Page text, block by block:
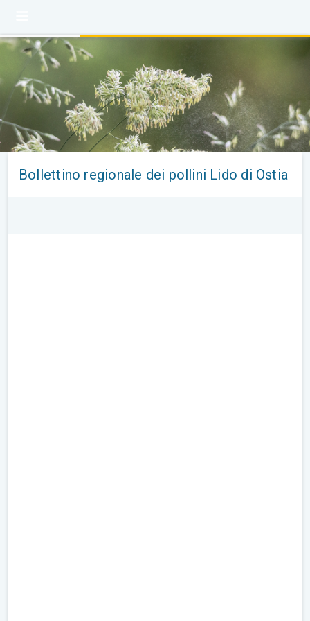
Bollettino regionale dei pollini Lido di Ostia